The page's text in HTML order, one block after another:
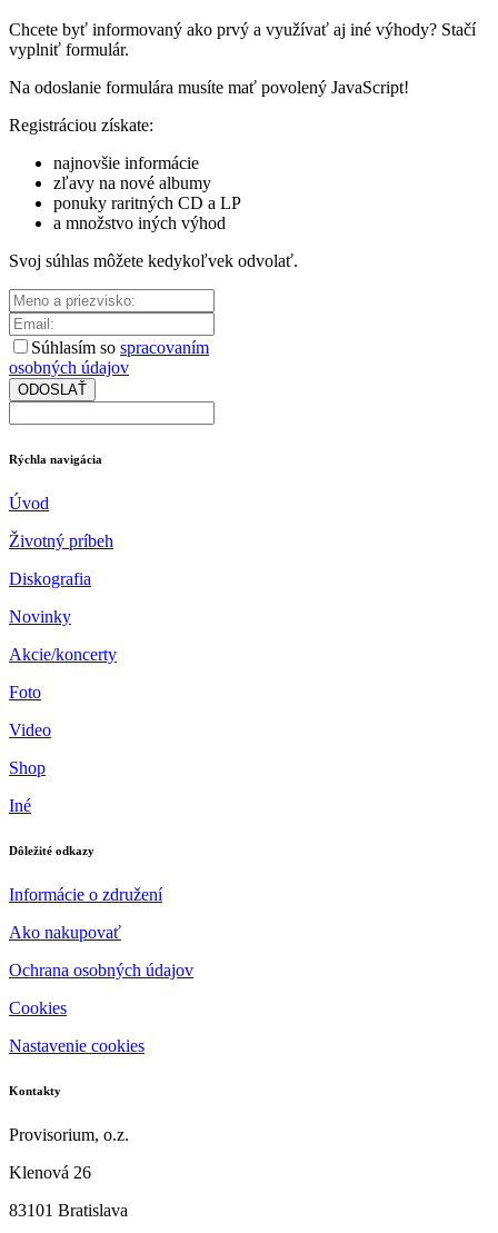
Chcete byť informovaný ako prvý a využívať aj iné výhody? Stačí
vyplniť formulár.
Na odoslanie formulára musíte mať povolený JavaScript!
Registráciou získate:
najnovšie informácie
zľavy na nové albumy
ponuky raritných CD a LP
a množstvo iných výhod
Svoj súhlas môžete kedykoľvek odvolať.
Súhlasím so spracovaním
osobných údajov
ODOSLAŤ
Rýchla navigácia
Úvod
Životný príbeh
Diskografia
Novinky
Akcie/koncerty
Foto
Video
Shop
Iné
Dôležité odkazy
Informácie o združení
Ako nakupovať
Ochrana osobných údajov
Cookies
Nastavenie cookies
Kontakty
Provisorium, o.z.
Klenová 26
83101 Bratislava